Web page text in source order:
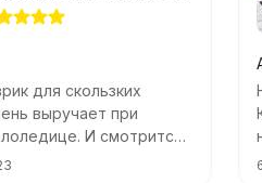
для скользких
выручает при
И смотрится